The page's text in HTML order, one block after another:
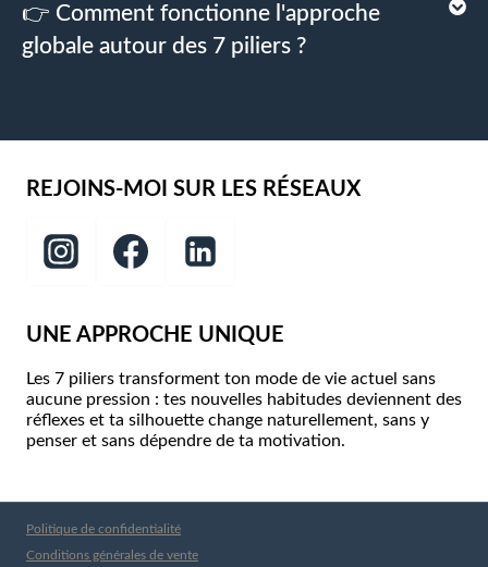
👉 Comment fonctionne l'approche
globale autour des 7 piliers ?
REJOINS-MOI SUR LES RÉSEAUX
UNE APPROCHE UNIQUE
Les 7 piliers transforment ton mode de vie actuel sans
aucune pression : tes nouvelles habitudes deviennent des
réflexes et ta silhouette change naturellement, sans y
penser et sans dépendre de ta motivation.
Politique de confidentialité
Conditions générales de vente